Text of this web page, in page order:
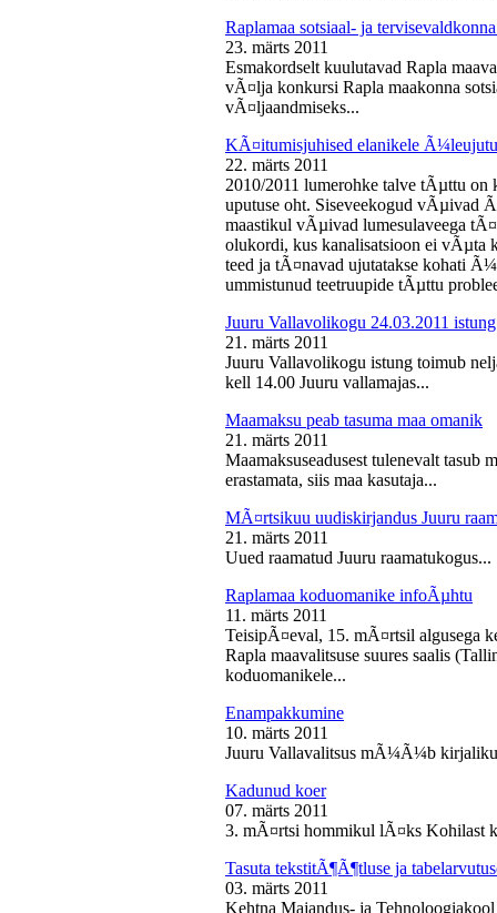
Raplamaa sotsiaal- ja
23. märts 2011
Esmakordselt kuulutavad Rapla
vÃ¤lja konkursi Rapla maakonna
vÃ¤ljaandmiseks...
KÃ¤itumisjuhised elanikele
22. märts 2011
2010/2011 lumerohke talve tÃµttu on
uputuse oht. Siseveekogud vÃµivad
maastikul vÃµivad lumesulaveega
olukordi, kus kanalisatsioon ei vÃµta
teed ja tÃ¤navad ujutatakse kohati
ummistunud teetruupide tÃµttu
Juuru Vallavolikogu 24.03.2011 istung
21. märts 2011
Juuru Vallavolikogu istung toimub
kell 14.00 Juuru vallamajas...
Maamaksu peab tasuma maa omanik
21. märts 2011
Maamaksuseadusest tulenevalt tasub
erastamata, siis maa kasutaja...
MÃ¤rtsikuu uudiskirjandus Juuru
21. märts 2011
Uued raamatud Juuru raamatukogus...
Raplamaa koduomanike infoÃµhtu
11. märts 2011
TeisipÃ¤eval, 15. mÃ¤rtsil algusega
Rapla maavalitsuse suures saalis
koduomanikele...
Enampakkumine
10. märts 2011
Juuru Vallavalitsus mÃ¼Ã¼b kirjaliku
Kadunud koer
07. märts 2011
3. mÃ¤rtsi hommikul lÃ¤ks Kohilast
Tasuta tekstitÃ¶Ã¶tluse ja
03. märts 2011
Kehtna Majandus- ja